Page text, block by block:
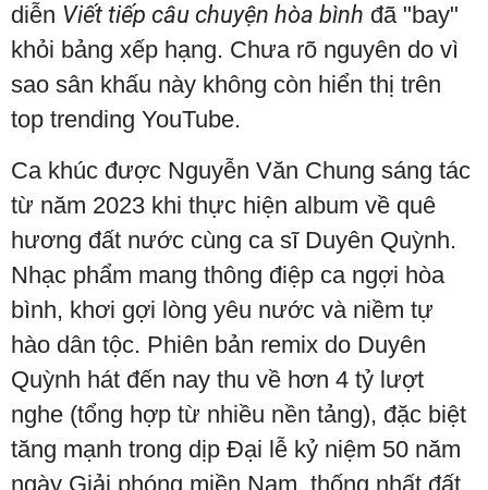
diễn Viết tiếp câu chuyện hòa bình đã "bay"
khỏi bảng xếp hạng. Chưa rõ nguyên do vì
sao sân khấu này không còn hiển thị trên
top trending YouTube.
Ca khúc được Nguyễn Văn Chung sáng tác
từ năm 2023 khi thực hiện album về quê
hương đất nước cùng ca sĩ Duyên Quỳnh.
Nhạc phẩm mang thông điệp ca ngợi hòa
bình, khơi gợi lòng yêu nước và niềm tự
hào dân tộc. Phiên bản remix do Duyên
Quỳnh hát đến nay thu về hơn 4 tỷ lượt
nghe (tổng hợp từ nhiều nền tảng), đặc biệt
tăng mạnh trong dịp Đại lễ kỷ niệm 50 năm
ngày Giải phóng miền Nam, thống nhất đất